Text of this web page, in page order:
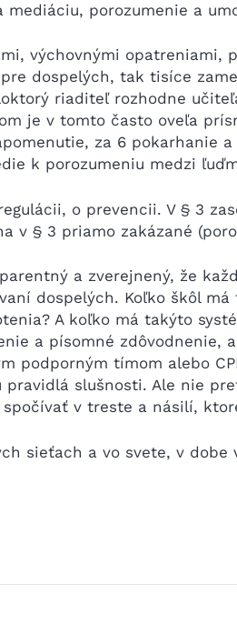
porozumenie a
výchovnými opatreniami,
dospelých, tak tisíce
riaditeľ rozhodne
je v tomto často oveľa
za 6 pokarhanie a
k porozumeniu medzi
o prevencii. V § 3
§ 3 priamo zakázané
a zverejnený, že
dospelých. Koľko škôl
A koľko má takýto
a písomné zdôvodnenie,
podporným tímom alebo
slušnosti. Ale nie
v treste a násilí,
sieťach a vo svete, v